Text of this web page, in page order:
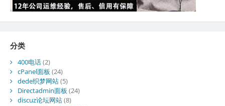
分类
400电话(2)
cPanel面板 (24)
dede织梦网站(5)
Directadmin面板 (24)
discuz论坛网站(8)